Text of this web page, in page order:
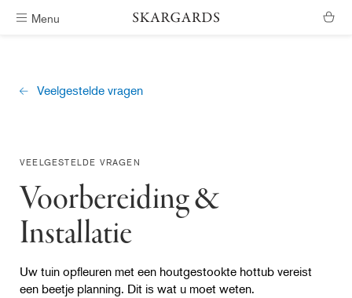
Menu Verzending binnen #ShippingTimeGeneral
Veelgestelde vragen
VEELGESTELDE VRAGEN
Voorbereiding &
Installatie
Uw tuin opfleuren met een houtgestookte hottub vereist
een beetje planning. Dit is wat u moet weten.